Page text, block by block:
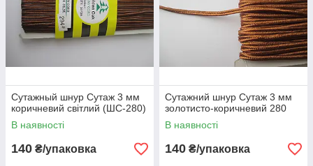
Сутажный шнур Сутаж 3 мм
коричневий світлий (ШС-280)
В наявності
140 ₴/упаковка
Сутажний шнур Сутаж 3 мм
золотисто-коричневий 280
В наявності
140 ₴/упаковка